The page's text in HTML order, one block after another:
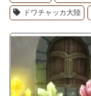
ドワチャッカ大陸